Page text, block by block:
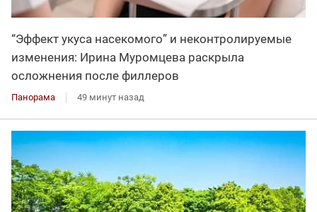
“Эффект укуса насекомого” и неконтролируемые
изменения: Ирина Муромцева раскрыла
осложнения после филлеров
Панорама 49 минут назад